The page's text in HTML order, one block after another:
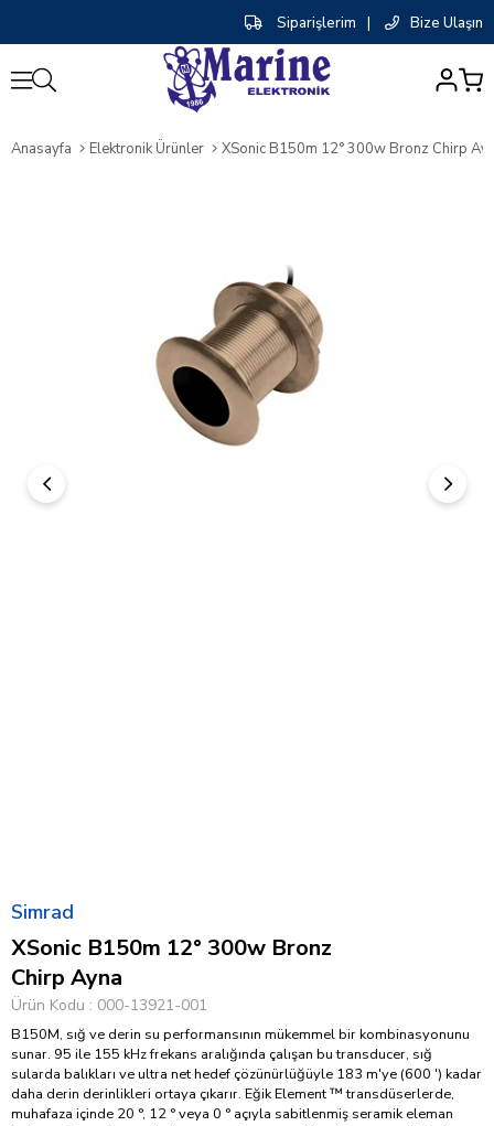
Siparişlerim | Bize Ulaşın
Anasayfa Elektronik Ürünler XSonic B150m 12° 300w Bronz Chirp
Simrad
XSonic B150m 12° 300w Bronz
Chirp Ayna
Ürün Kodu 000-13921-001
B150M, sığ ve derin su performansının mükemmel bir kombinasyonunu
sunar. 95 ile 155 kHz frekans aralığında çalışan bu transducer, sığ
sularda balıkları ve ultra net hedef çözünürlüğüyle 183 m'ye (600 ') kadar
daha derin derinlikleri ortaya çıkarır. Eğik Element ™ transdüserlerde,
muhafaza içinde 20 °, 12 ° veya 0 ° açıyla sabitlenmiş seramik eleman